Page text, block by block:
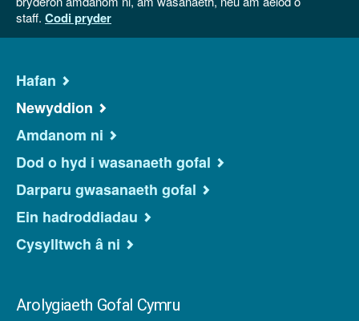
staff. Codi pryder
Hafan
Newyddion
Amdanom ni
Dod o hyd i wasanaeth gofal
Darparu gwasanaeth gofal
Ein hadroddiadau
Cysylltwch â ni
Arolygiaeth Gofal Cymru